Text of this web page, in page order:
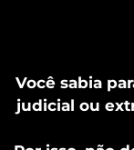
Você sabia
judicial ou